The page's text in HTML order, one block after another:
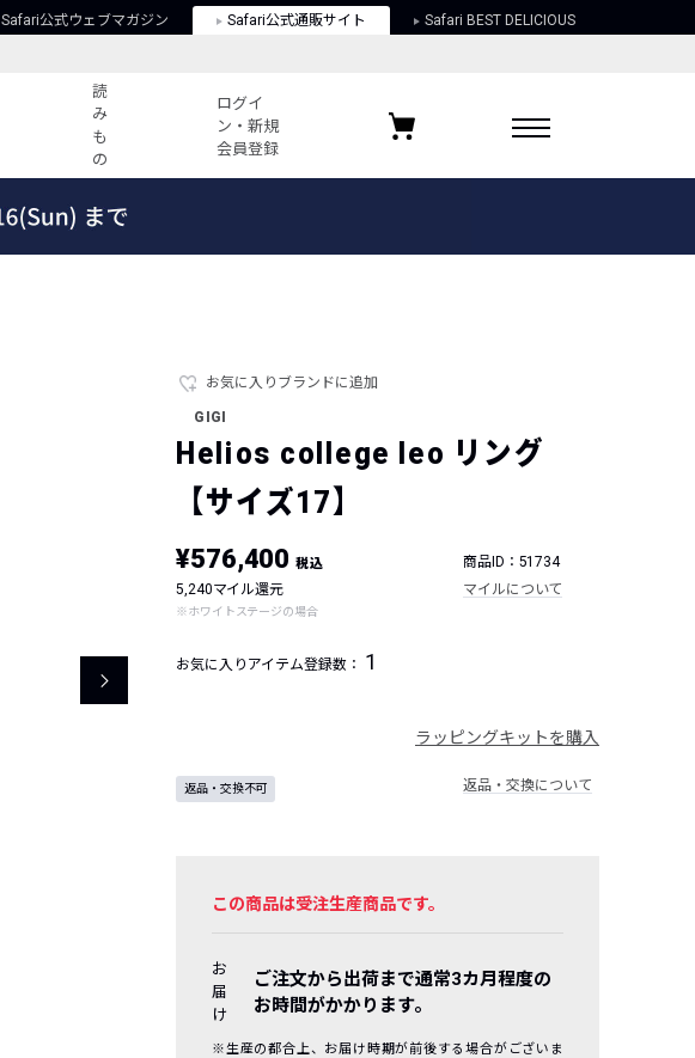
Safari公式ウェブマガジン Safari公式通販サイト Safari BEST DELICIOUS
読
み
も
の
ログイ
ン・新規
会員登録
プライバシーポリシー
お気に入りブランド
お気に入りブランドに追加
GIGI
Helios college leo リング
【サイズ17】
¥576,400税込
商品ID：51734
5,240マイル還元
※ホワイトステージの場合
マイルについて
お気に入りアイテム登録数： 1
ラッピングキットを購入
返品・交換不可 返品・交換について
この商品は受注生産商品です。
お
届
け
ご注文から出荷まで通常3カ月程度の
お時間がかかります。
※生産の都合上、お届け時期が前後する場合がございま